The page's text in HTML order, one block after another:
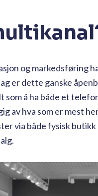
og markedsføring
er dette ganske
som å ha både et
av hva som er mest
via både fysisk